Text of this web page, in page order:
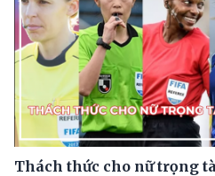
Thách thức cho nữ trọng